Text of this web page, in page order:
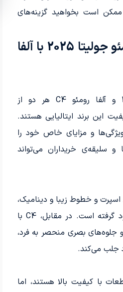
است بخواهید گزینه‌های
مقایسه‌ی آلفا رومئو جولیتا 2025 با آلفا
آلفا رومئو جولیتا 2025 و آلفا رومئو C4 هر دو از
این برند ایتالیایی هستند.
و مزایای خاص خود را
و سلیقه‌ی خریداران می‌تواند
با طراحی اسپرت و خطوط زیبا و دینامیک،
جذابیت خاصی به خود گرفته است. در مقابل، C4 با
جلوه‌های بصری منحصر به فرد،
جلب می‌کند.
با کیفیت بالا هستند، اما